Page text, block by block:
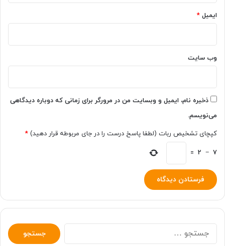
ایمیل *
وب‌ سایت
ذخیره نام، ایمیل و وبسایت من در مرورگر برای زمانی که دوباره دیدگاهی
می‌نویسم.
کپچای تشخیص ربات (لطفا پاسخ درست را در جای مربوطه قرار دهید) *
7
−
2
=
جستجو
برای: